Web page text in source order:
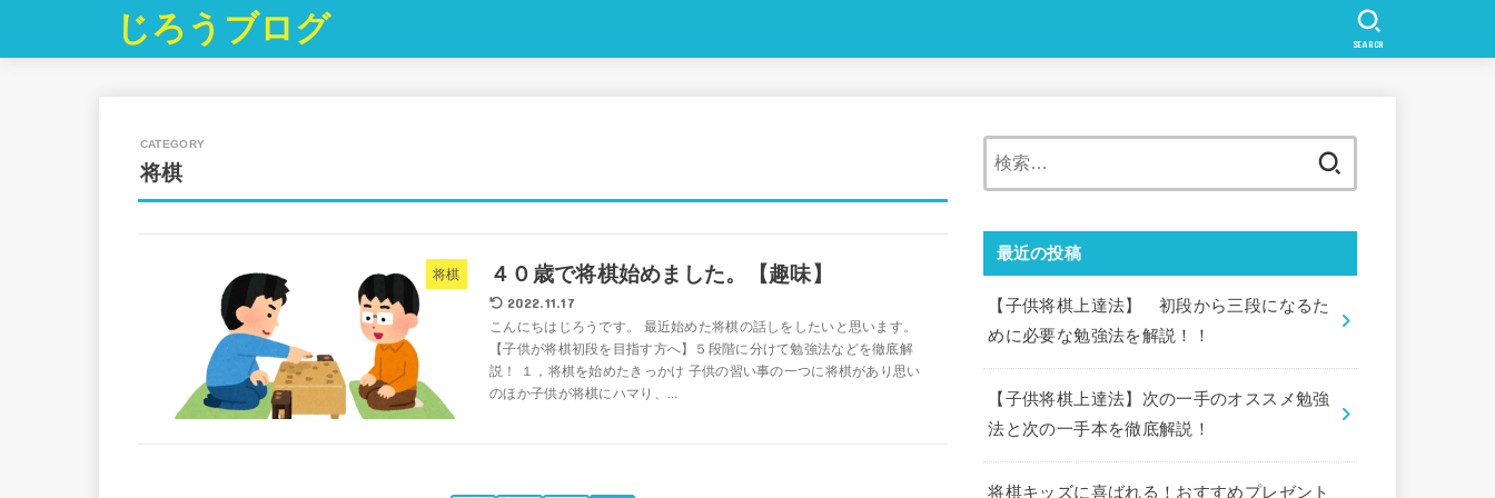
じろうブログ SEARCH
将棋
将棋 ４０歳で将棋始めました。【趣味】
2022.11.17
こんにちはじろうです。 最近始めた将棋の話しをしたいと思います。
【子供が将棋初段を目指す方へ】５段階に分けて勉強法などを徹底解
説！ １，将棋を始めたきっかけ 子供の習い事の一つに将棋があり思い
のほか子供が将棋にハマり、...
最近の投稿
【子供将棋上達法】 初段から三段になるた
めに必要な勉強法を解説！！
【子供将棋上達法】次の一手のオススメ勉強
法と次の一手本を徹底解説！
将棋キッズに喜ばれる！おすすめプレゼント